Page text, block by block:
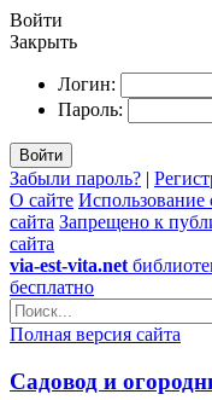
Войти
Закрыть
Логин:
Пароль:
Войти
Забыли пароль? |
О сайте Использование
сайта Запрещено к
сайта
via-est-vita.net
бесплатно
Полная версия сайта
Садовод и